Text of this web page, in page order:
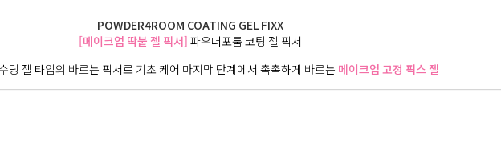
POWDER4ROOM COATING GEL FIXX
[메이크업 딱붙 젤 픽서] 파우더포룸 코팅 젤 픽서
딩 젤 타입의 바르는 픽서로 기초 케어 마지막 단계에서 촉촉하게 바르는 메이크업 고정 픽스 젤